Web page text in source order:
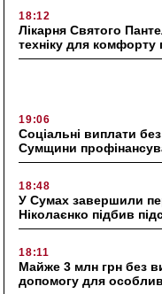
18:12
Лікарня Святого
техніку для комфорту
19:06
Соціальні виплати
Сумщини
18:48
У Сумах завершили
Ніколаєнко підбив
18:11
Майже 3 млн грн без
допомогу для